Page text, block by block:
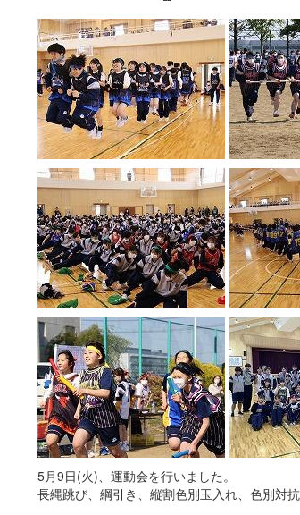
5月9日(火)、運動会を行いました。
長縄跳び、綱引き、縦割色別玉入れ、色別対